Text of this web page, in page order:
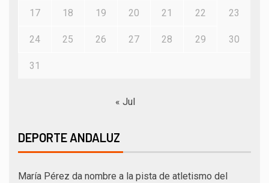
17 18 19 20 21 22 23
24 25 26 27 28 29 30
31
« Jul
DEPORTE ANDALUZ
María Pérez da nombre a la pista de atletismo del